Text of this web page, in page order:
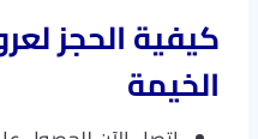
كيفية الحجز
الخيمة